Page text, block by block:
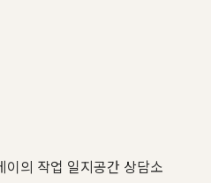
이의 작업 일지공간 상담소